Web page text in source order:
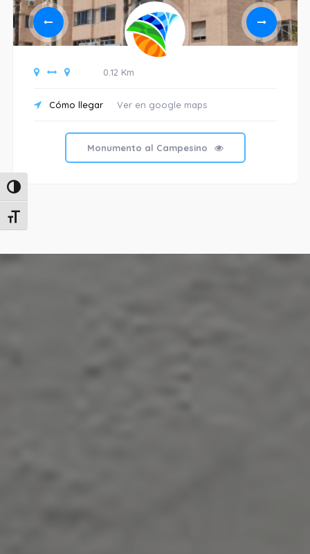
Alternar alto contraste
Alternar tamaño de letra
0.12 Km
Cómo llegar Ver en google maps
Monumento al Campesino